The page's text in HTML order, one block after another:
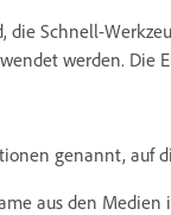
Schnell-
werden. Die
genannt, auf
aus den